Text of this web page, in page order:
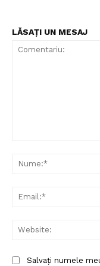
LĂSAȚI UN MESAJ
Salvați numele